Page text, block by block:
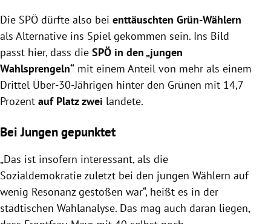
Die SPÖ dürfte also bei enttäuschten Grün-Wählern
als Alternative ins Spiel gekommen sein. Ins Bild
passt hier, dass die SPÖ in den „jungen
Wahlsprengeln“ mit einem Anteil von mehr als einem
Drittel Über-30-Jährigen hinter den Grünen mit 14,7
Prozent auf Platz zwei landete.
Bei Jungen gepunktet
„Das ist insofern interessant, als die
Sozialdemokratie zuletzt bei den jungen Wählern auf
wenig Resonanz gestoßen war“, heißt es in der
städtischen Wahlanalyse. Das mag auch daran liegen,